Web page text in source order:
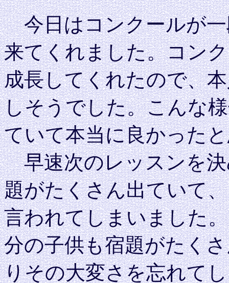
今日はコンクールが一
来てくれました。コン
成長してくれたので、
しそうでした。こんな
ていて本当に良かった
早速次のレッスンを決
題がたくさん出ていて
言われてしまいました
分の子供も宿題がたく
りその大変さを忘れて